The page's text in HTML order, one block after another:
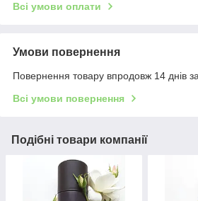
Всі умови оплати
Умови повернення
Повернення товару впродовж 14 днів
Всі умови повернення
Подібні товари компанії